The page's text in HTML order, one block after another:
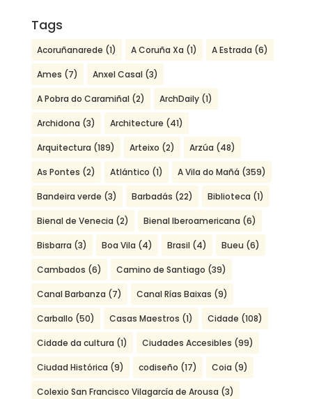
Tags
Acoruñanarede (1) A Coruña Xa (1) A Estrada (6)
Ames (7) Anxel Casal (3)
A Pobra do Caramiñal (2) ArchDaily(1)
Archidona (3) Architecture (41)
Arquitectura (189) Arteixo (2) Arzúa (48)
As Pontes (2) Atlántico (1) A Vila do Mañá (359)
Bandeira verde (3) Barbadás (22) Biblioteca (1)
Bienal de Venecia (2) Bienal Iberoamericana (6)
Bisbarra (3) Boa Vila (4) Brasil (4) Bueu (6)
Cambados (6) Camino de Santiago (39)
Canal Barbanza (7) Canal Rías Baixas (9)
Carballo (50) Casas Maestros (1) Cidade (108)
Cidade da cultura (1) Ciudades Accesibles (99)
Ciudad Histórica (9) codiseño (17) Coia (9)
Colexio San Francisco Vilagarcía de Arousa (3)